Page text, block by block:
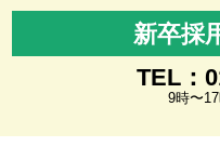
新卒採
TEL：
9時〜17